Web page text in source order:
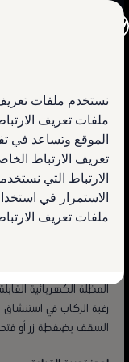
نستخدم ملفات
ملفات تعريف
الموقع وتساعد في
تعريف الارتباط
الارتباط التي
الاستمرار في
ملفات تعريف
main
content
footer
تي روك
تيغوان
تيرامونت
طوارق
أماروك
كادي كارغو
العروض
السيارات المستعملة
لمالكي وأصحاب السيارة
ابحث عن وكيل Volkswagen
فتحة السقف
آفاق لا
تتوفر فتحة السقف
المظلة الكهربائية
رغبة الركاب في
السقف بضغطة زر أو فتحه